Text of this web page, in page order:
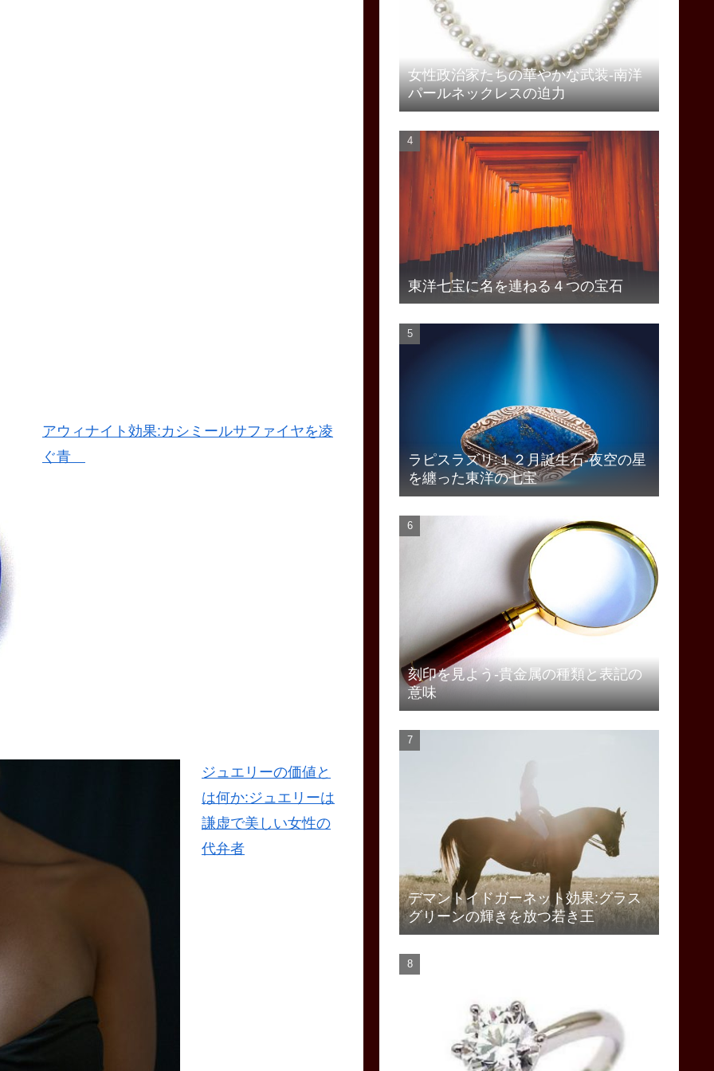
アウィナイト効果:カシミールサファイヤを凌
ぐ青
ジュエリーの価値と
は何か:ジュエリーは
謙虚で美しい女性の
代弁者
女性政治家たちの華やかな武装-南洋
パールネックレスの迫力
東洋七宝に名を連ねる４つの宝石
ラピスラズリ:１２月誕生石-夜空の星
を纏った東洋の七宝
刻印を見よう-貴金属の種類と表記の
意味
デマントイドガーネット効果:グラス
グリーンの輝きを放つ若き王